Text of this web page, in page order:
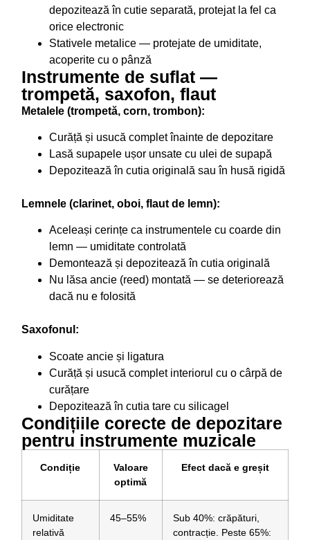
depozitează în cutie separată, protejat la fel ca
orice electronic
Stativele metalice — protejate de umiditate,
acoperite cu o pânză
Instrumente de suflat —
trompetă, saxofon, flaut
Metalele (trompetă, corn, trombon):
Curăță și usucă complet înainte de depozitare
Lasă supapele ușor unsate cu ulei de supapă
Depozitează în cutia originală sau în husă rigidă
Lemnele (clarinet, oboi, flaut de lemn):
Aceleași cerințe ca instrumentele cu coarde din
lemn — umiditate controlată
Demontează și depozitează în cutia originală
Nu lăsa ancie (reed) montată — se deteriorează
dacă nu e folosită
Saxofonul:
Scoate ancie și ligatura
Curăță și usucă complet interiorul cu o cârpă de
curățare
Depozitează în cutia tare cu silicagel
Condițiile corecte de depozitare
pentru instrumente muzicale
Condiție
Valoare
optimă
Efect dacă e greșit
Umiditate
relativă
45–55%
Sub 40%: crăpături,
contracție. Peste 65%: